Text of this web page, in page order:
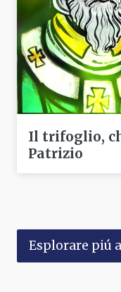
Il trifoglio,
Patrizio
Esplorare piú